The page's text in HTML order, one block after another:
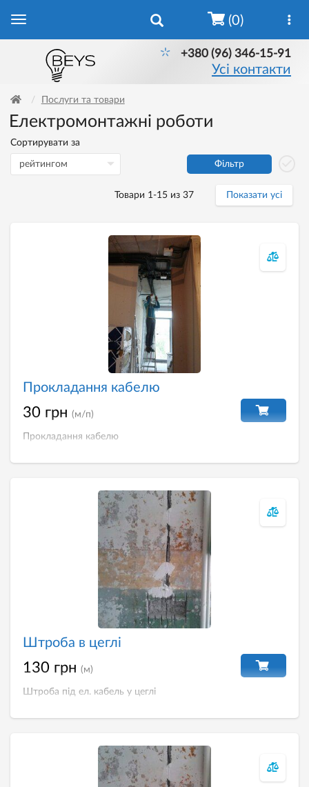
+380 (96) 346-15-91
Усі контакти
(0)
Послуги та товари
Електромонтажні роботи
Сортирувати за
Фільтр
Товари 1-15 из 37 Показати усі
Прокладання кабелю
30 грн (м/п)
Прокладання кабелю
Штроба в цеглі
130 грн (м)
Штроба під ел. кабель у цеглі